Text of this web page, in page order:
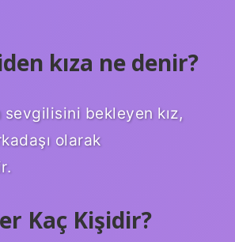
kıza ne denir?
bekleyen kız,
olarak
Kaç Kişidir?